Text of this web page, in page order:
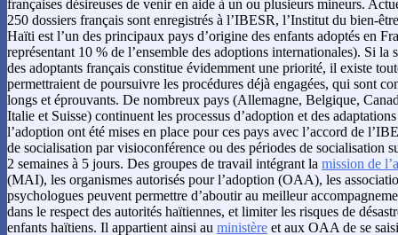
françaises désireuses de venir en aide à un ou plusieurs mineurs.
250 dossiers français sont enregistrés à l’IBESR, l’Institut du bien-
Haïti est l’un des principaux pays d’origine des enfants adoptés en
représentant 10 % de l’ensemble des adoptions internationales). Si la
des adoptants français constitue évidemment une priorité, il existe
permettraient de poursuivre les procédures déjà engagées, qui sont
longs et éprouvants. De nombreux pays (Allemagne, Belgique,
Italie et Suisse) continuent les processus d’adoption et des
l’adoption ont été mises en place pour ces pays avec l’accord de
de socialisation par visioconférence ou des périodes de socialisation
2 semaines à 5 jours. Des groupes de travail intégrant la mission de
(MAI), les organismes autorisés pour l’adoption (OAA), les
psychologues peuvent permettre d’aboutir au meilleur
dans le respect des autorités haïtiennes, et limiter les risques de
enfants haïtiens. Il appartient ainsi au ministère et aux OAA de se